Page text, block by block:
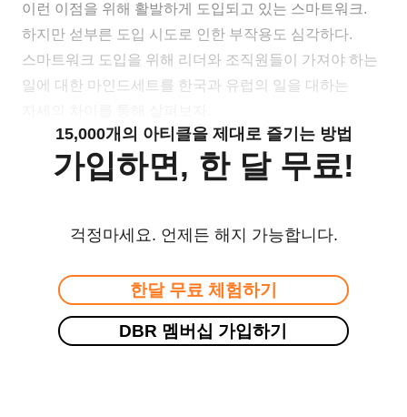
이런 이점을 위해 활발하게 도입되고 있는 스마트워크.
하지만 섣부른 도입 시도로 인한 부작용도 심각하다.
스마트워크 도입을 위해 리더와 조직원들이 가져야 하는
일에 대한 마인드세트를 한국과 유럽의 일을 대하는
15,000개의 아티클을 제대로 즐기는 방법
가입하면, 한 달 무료!
걱정마세요. 언제든 해지 가능합니다.
한달 무료 체험하기
DBR 멤버십 가입하기